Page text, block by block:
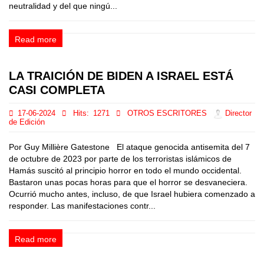
neutralidad y del que ningú...
Read more
LA TRAICIÓN DE BIDEN A ISRAEL ESTÁ
CASI COMPLETA
17-06-2024 Hits: 1271 OTROS ESCRITORES
Director
de Edición
Por Guy Millière Gatestone El ataque genocida antisemita del 7
de octubre de 2023 por parte de los terroristas islámicos de
Hamás suscitó al principio horror en todo el mundo occidental.
Bastaron unas pocas horas para que el horror se desvaneciera.
Ocurrió mucho antes, incluso, de que Israel hubiera comenzado a
responder. Las manifestaciones contr...
Read more